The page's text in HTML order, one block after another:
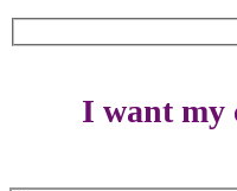
I want my